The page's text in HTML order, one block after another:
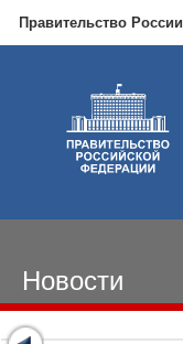
Правительство России
Новости